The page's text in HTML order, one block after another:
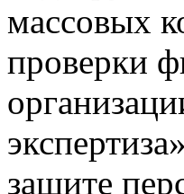
массовых
проверки
защите